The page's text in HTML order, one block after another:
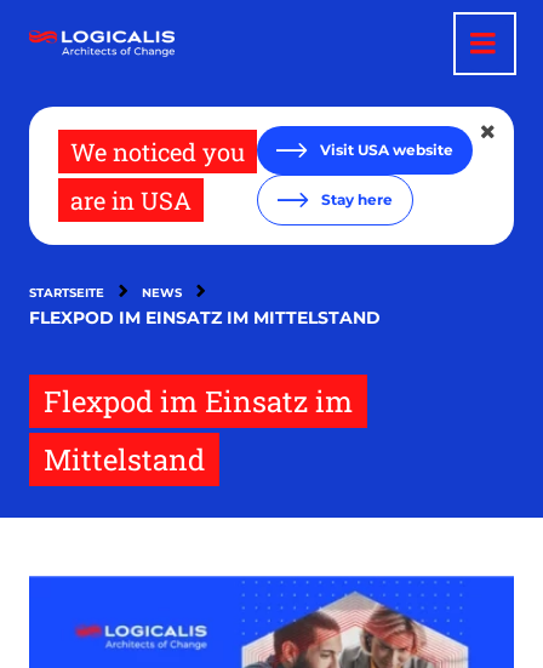
zum
Inhalt
We noticed you
are in USA
Visit USA website
Stay here
STARTSEITE NEWS
FLEXPOD IM EINSATZ IM MITTELSTAND
Flexpod im Einsatz im
Mittelstand